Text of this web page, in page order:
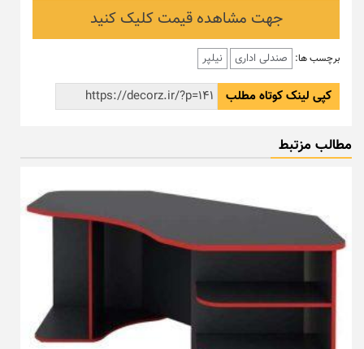
جهت مشاهده قیمت کلیک کنید
برچسب ها: صندلی اداری نیلپر
کپی لینک کوتاه مطلب
مطالب مزتبط